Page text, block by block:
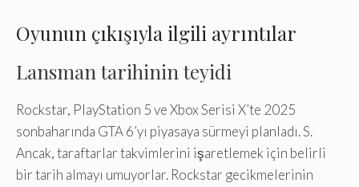
Oyunun çıkışıyla ilgili ayrıntılar
Lansman tarihinin teyidi
Rockstar, PlayStation 5 ve Xbox Serisi X’te 2025
sonbaharında GTA 6’yı piyasaya sürmeyi planladı. S.
Ancak, taraftarlar takvimlerini işaretlemek için belirli
bir tarih almayı umuyorlar. Rockstar gecikmelerinin